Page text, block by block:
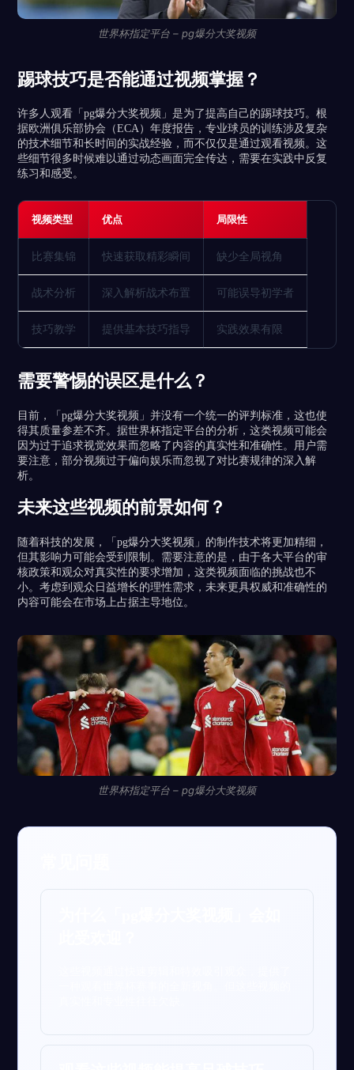
世界杯指定平台 – pg爆分大奖视频
踢球技巧是否能通过视频掌握？
许多人观看「pg爆分大奖视频」是为了提高自己的踢球技巧。根
据欧洲俱乐部协会（ECA）年度报告，专业球员的训练涉及复杂
的技术细节和长时间的实战经验，而不仅仅是通过观看视频。这
些细节很多时候难以通过动态画面完全传达，需要在实践中反复
练习和感受。
视频类型 优点 局限性
比赛集锦 快速获取精彩瞬间 缺少全局视角
战术分析 深入解析战术布置 可能误导初学者
技巧教学 提供基本技巧指导 实践效果有限
需要警惕的误区是什么？
目前，「pg爆分大奖视频」并没有一个统一的评判标准，这也使
得其质量参差不齐。据世界杯指定平台的分析，这类视频可能会
因为过于追求视觉效果而忽略了内容的真实性和准确性。用户需
要注意，部分视频过于偏向娱乐而忽视了对比赛规律的深入解
析。
未来这些视频的前景如何？
随着科技的发展，「pg爆分大奖视频」的制作技术将更加精细，
但其影响力可能会受到限制。需要注意的是，由于各大平台的审
核政策和观众对真实性的要求增加，这类视频面临的挑战也不
小。考虑到观众日益增长的理性需求，未来更具权威和准确性的
内容可能会在市场上占据主导地位。
世界杯指定平台 – pg爆分大奖视频